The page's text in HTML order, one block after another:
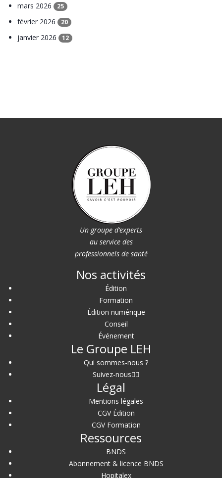
mars 2026 25
février 2026 20
janvier 2026 12
Un groupe d’experts
au service des
professionnels de santé
Nos activités
Édition
Formation
Édition numérique
Conseil
Événement
Le Groupe LEH
Qui sommes-nous ?
Suivez-nous
Légal
Mentions légales
CGV Édition
CGV Formation
Ressources
BNDS
Abonnement & licence BNDS
Hopitalex